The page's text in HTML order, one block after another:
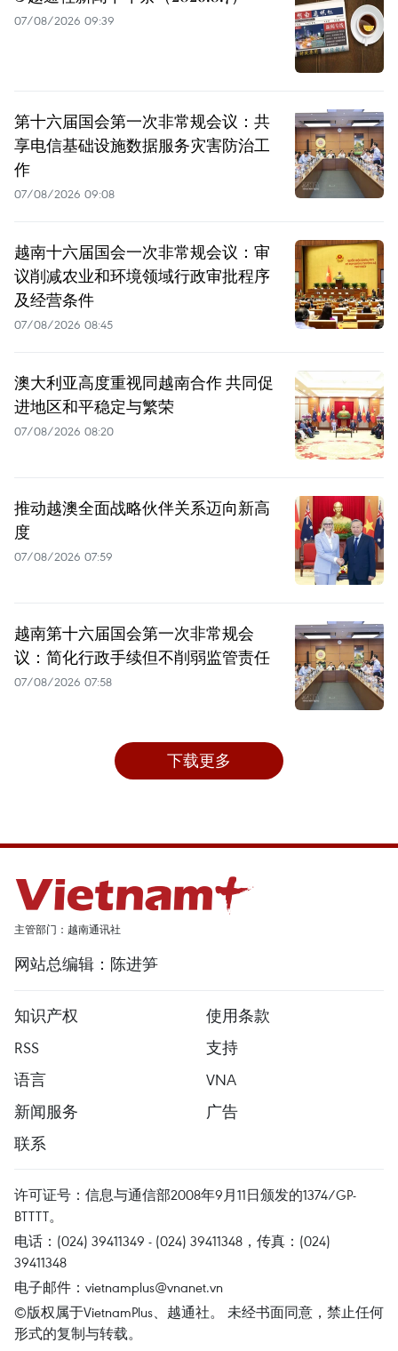
07/08/2026 09:39
第十六届国会第一次非常规会议：共
享电信基础设施数据服务灾害防治工
作
07/08/2026 09:08
越南十六届国会一次非常规会议：审
议削减农业和环境领域行政审批程序
及经营条件
07/08/2026 08:45
澳大利亚高度重视同越南合作 共同促
进地区和平稳定与繁荣
07/08/2026 08:20
推动越澳全面战略伙伴关系迈向新高
度
07/08/2026 07:59
越南第十六届国会第一次非常规会
议：简化行政手续但不削弱监管责任
07/08/2026 07:58
下载更多
主管部门：越南通讯社
网站总编辑：陈进笋
知识产权
使用条款
RSS
支持
语言
VNA
新闻服务
广告
联系
许可证号：信息与通信部2008年9月11日颁发的1374/GP-
BTTTT。
电话：(024) 39411349 - (024) 39411348，传真：(024)
39411348
电子邮件： vietnamplus@vnanet.vn
©版权属于VietnamPlus、越通社。 未经书面同意，禁止任何
形式的复制与转载。